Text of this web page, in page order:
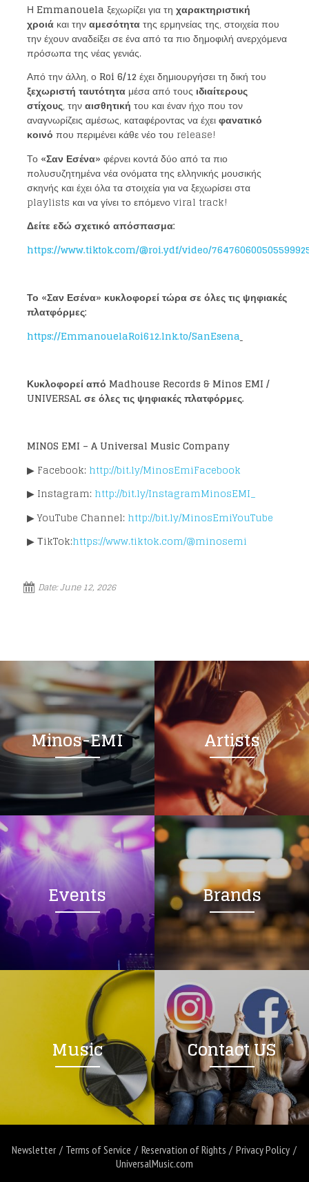
Η Emmanouela ξεχωρίζει για τη χαρακτηριστική
χροιάκαι τηναμεσότητατης ερμηνείας της, στοιχεία που
την έχουν αναδείξει σε ένα από τα πιο δημοφιλή ανερχόμενα
πρόσωπα της νέας γενιάς.
Από την άλλη, ο Roi 6/12 έχει δημιουργήσει τη δική του
ξεχωριστή ταυτότηταμέσα από τους ιδιαίτερους
στίχους, τηναισθητική του και έναν ήχο που τον
αναγνωρίζεις αμέσως, καταφέροντας να έχειφανατικό
κοινό που περιμένει κάθε νέο του release!
Το «Σαν Εσένα» φέρνει κοντά δύο από τα πιο
πολυσυζητημένα νέα ονόματα της ελληνικής μουσικής
σκηνής και έχει όλα τα στοιχεία για να ξεχωρίσει στα
playlists και να γίνει το επόμενο viral track!
Δείτε εδώ σχετικό απόσπασμα:
https://www.tiktok.com/@roi.ydf/video/
Το «Σαν Εσένα» κυκλοφορεί τώρα σε όλες τις ψηφιακές
πλατφόρμες:
https://EmmanouelaRoi612.lnk.to/SanEsena
Κυκλοφορεί από Madhouse Records & Minos EMI /
UNIVERSAL σε όλες τις ψηφιακές πλατφόρμες.
MINOS EMI – A Universal Music Company
▶ Facebook: http://bit.ly/MinosEmiFacebook
▶ Instagram: http://bit.ly/InstagramMinosEMI_
▶ YouTube Channel: http://bit.ly/MinosEmiYouTube
▶ ΤikTok:https://www.tiktok.com/@minosemi
Date:June 12, 2026
Minos-EMI Artists
Events Brands
Music Contact US
Newsletter Terms of Service Reservation of Rights
Privacy Policy
UniversalMusic.com